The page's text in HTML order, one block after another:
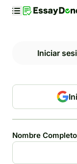
Iniciar
Nombre Completo